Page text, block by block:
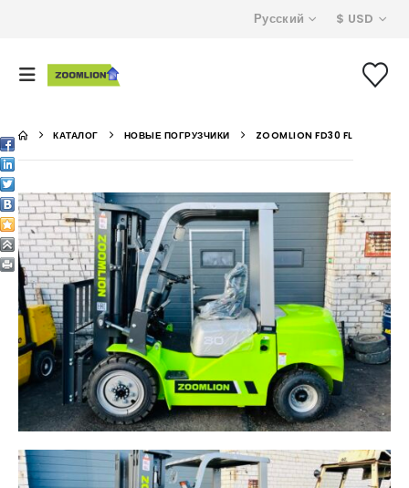
Русский $ USD
КАТАЛОГ НОВЫЕ ПОГРУЗЧИКИ ZOOMLION FD30 FL